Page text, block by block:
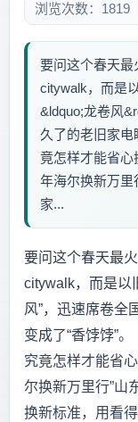
浏览次数：1819
要问这个春天
citywalk，而是
&ldquo;龙卷风
久了的老旧家电
竟怎样才能省心
年海尔换新万里
家...
要问这个春天最
citywalk，而是以
风”，迅速席卷全
变成了“香饽饽”。
究竟怎样才能省
尔换新万里行”山
换新标准，用看